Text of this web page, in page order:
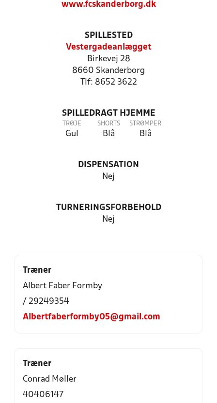
www.fcskanderborg.dk
SPILLESTED
Vestergadeanlægget
Birkevej 28
8660 Skanderborg
Tlf: 8652 3622
SPILLEDRAGT HJEMME
TRØJE
Gul
SHORTS
Blå
STRØMPER
Blå
DISPENSATION
Nej
TURNERINGSFORBEHOLD
Nej
Træner
Albert Faber Formby
/ 29249354
Albertfaberformby05@gmail.com
Træner
Conrad Møller
40406147